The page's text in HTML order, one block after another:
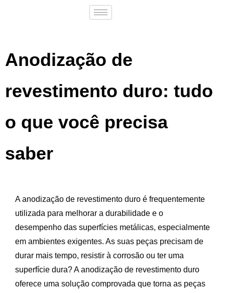
Anodização de
revestimento duro: tudo
o que você precisa
saber
A anodização de revestimento duro é frequentemente
utilizada para melhorar a durabilidade e o
desempenho das superfícies metálicas, especialmente
em ambientes exigentes. As suas peças precisam de
durar mais tempo, resistir à corrosão ou ter uma
superfície dura? A anodização de revestimento duro
oferece uma solução comprovada que torna as peças